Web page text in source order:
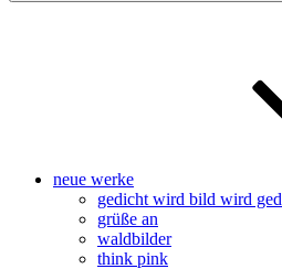
neue werke
gedicht wird bild wird
grüße an
waldbilder
think pink